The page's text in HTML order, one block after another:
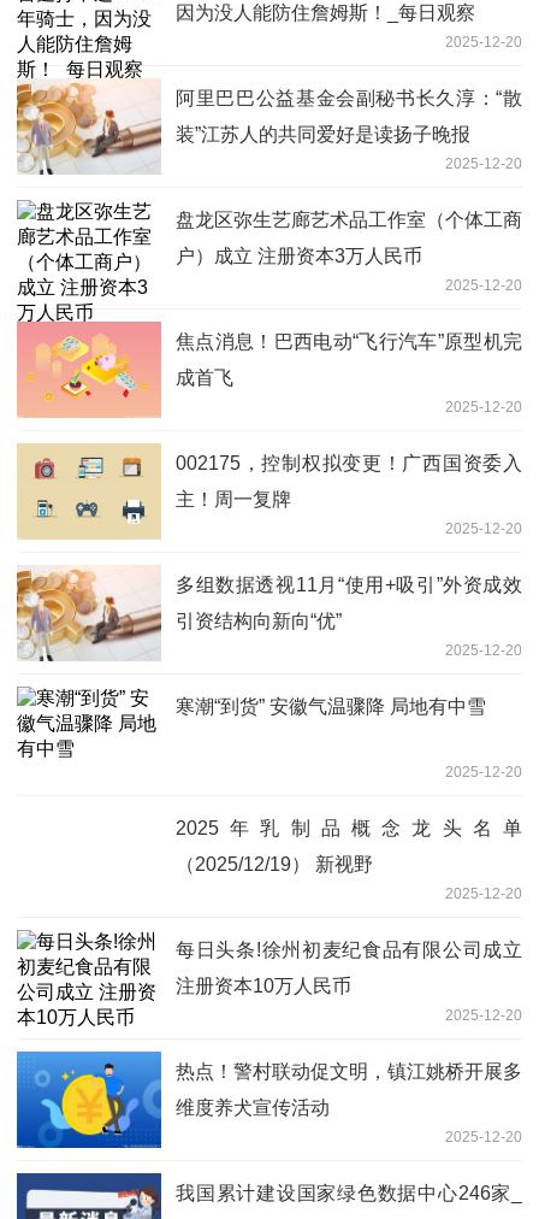
因为没人能防住詹姆斯！_每日观察
2025-12-20
阿里巴巴公益基金会副秘书长久淳：“散
装”江苏人的共同爱好是读扬子晚报
2025-12-20
盘龙区弥生艺廊艺术品工作室（个体工商
户）成立 注册资本3万人民币
2025-12-20
焦点消息！巴西电动“飞行汽车”原型机完
成首飞
2025-12-20
002175，控制权拟变更！广西国资委入
主！周一复牌
2025-12-20
多组数据透视11月“使用+吸引”外资成效
引资结构向新向“优”
2025-12-20
寒潮“到货” 安徽气温骤降 局地有中雪
2025-12-20
2025年乳制品概念龙头名单
（2025/12/19） 新视野
2025-12-20
每日头条!徐州初麦纪食品有限公司成立
注册资本10万人民币
2025-12-20
热点！警村联动促文明，镇江姚桥开展多
维度养犬宣传活动
2025-12-20
我国累计建设国家绿色数据中心246家_